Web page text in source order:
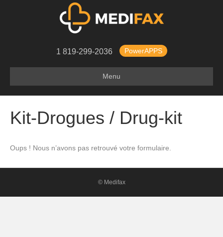
1 819-299-2036 PowerAPPS
Menu
Kit-Drogues / Drug-kit
Oups ! Nous n’avons pas retrouvé votre formulaire.
© Medifax